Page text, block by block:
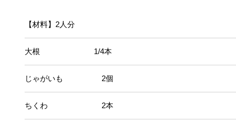
【材料】2人分
大根 1/4本
じゃがいも 2個
ちくわ 2本